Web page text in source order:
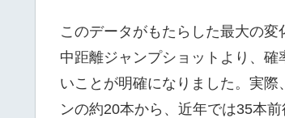
このデータがもたらした最大の
中距離ジャンプショットより、
いことが明確になりました。実
ンの約20本から、近年では35本